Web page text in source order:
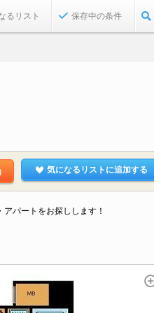
るリスト 保存中の条件
気になるリストに追加する
パートをお探しします！